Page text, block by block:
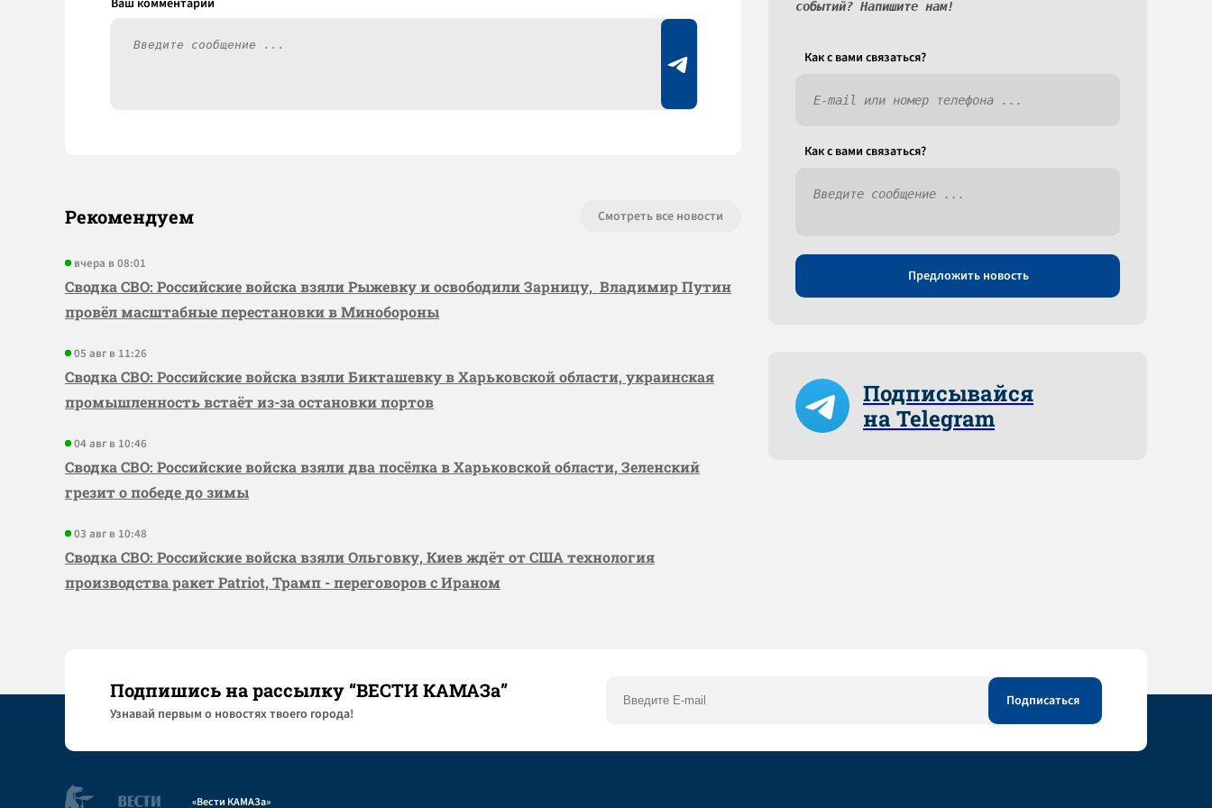
Рекомендуем Смотреть все новости
вчера в 08:01
Сводка СВО: Российские войска взяли Рыжевку и освободили Зарницу, Владимир Путин
провёл масштабные перестановки в Минобороны
05 авг в 11:26
Сводка СВО: Российские войска взяли Бикташевку в Харьковской области, украинская
промышленность встаёт из-за остановки портов
04 авг в 10:46
Сводка СВО: Российские войска взяли два посёлка в Харьковской области, Зеленский
грезит о победе до зимы
03 авг в 10:48
Сводка СВО: Российские войска взяли Ольговку, Киев ждёт от США технология
производства ракет Patriot, Трамп - переговоров с Ираном
событий? Напишите нам!
Как c вами связаться?
Как c вами связаться?
Предложить новость
Подписывайся
на Telegram
Подпишись на рассылку “ВЕСТИ КАМАЗа”
Узнaвай первым о новостях твоего города!
«Вести КАМАЗа»